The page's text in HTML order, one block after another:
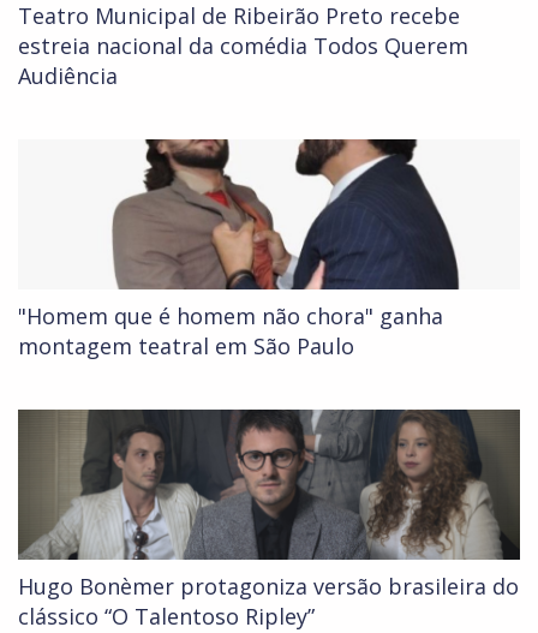
Teatro Municipal de Ribeirão Preto recebe
estreia nacional da comédia Todos Querem
Audiência
"Homem que é homem não chora" ganha
montagem teatral em São Paulo
Hugo Bonèmer protagoniza versão brasileira do
clássico “O Talentoso Ripley”